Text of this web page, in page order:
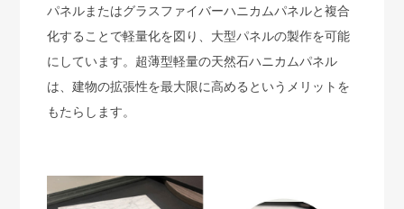
パネルまたはグラスファイバーハニカムパネルと複合
化することで軽量化を図り、大型パネルの製作を可能
にしています。超薄型軽量の天然石ハニカムパネル
は、建物の拡張性を最大限に高めるというメリットを
もたらします。